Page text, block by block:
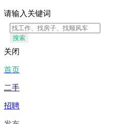
请输入关键词
搜索
关闭
首页
二手
招聘